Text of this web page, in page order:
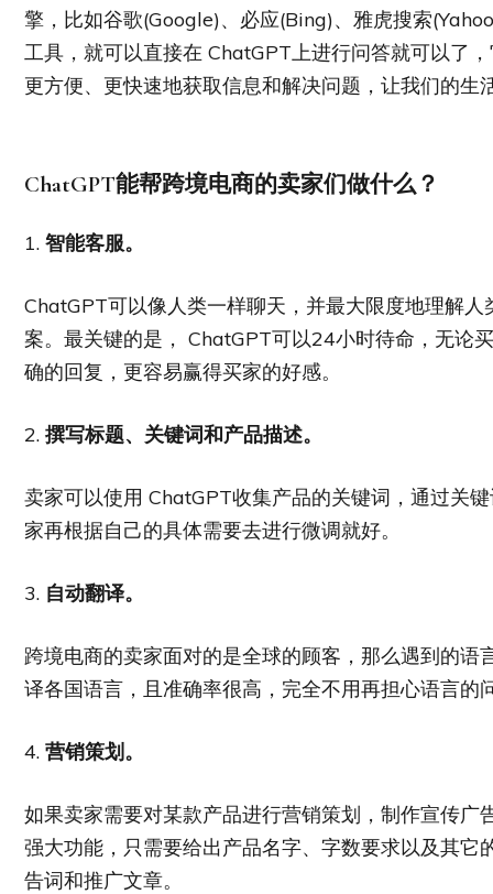
擎，比如谷歌(Google)、必应(Bing)、雅虎搜索
工具，就可以直接在 ChatGPT上进行问答就可以了
更方便、更快速地获取信息和解决问题，让我们的生
ChatGPT能帮跨境电商的卖家们做什么？
1. 智能客服。
ChatGPT可以像人类一样聊天，并最大限度地理解
案。最关键的是， ChatGPT可以24小时待命，无论
确的回复，更容易赢得买家的好感。
2. 撰写标题、关键词和产品描述。
卖家可以使用 ChatGPT收集产品的关键词，通过关
家再根据自己的具体需要去进行微调就好。
3. 自动翻译。
跨境电商的卖家面对的是全球的顾客，那么遇到的
译各国语言，且准确率很高，完全不用再担心语言的
4. 营销策划。
如果卖家需要对某款产品进行营销策划，制作宣传
强大功能，只需要给出产品名字、字数要求以及其
告词和推广文章。